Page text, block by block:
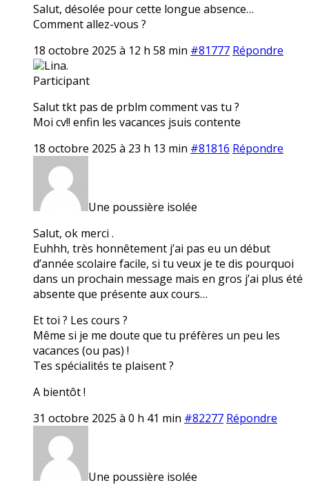
Salut, désolée pour cette longue absence…
Comment allez-vous ?
18 octobre 2025 à 12 h 58 min #81777 Répondre
Lina.
Participant
Salut tkt pas de prblm comment vas tu ?
Moi cv!! enfin les vacances jsuis contente
18 octobre 2025 à 23 h 13 min #81816 Répondre
Une poussière isolée
Salut, ok merci .
Euhhh, très honnêtement j’ai pas eu un début
d’année scolaire facile, si tu veux je te dis pourquoi
dans un prochain message mais en gros j’ai plus été
absente que présente aux cours…
Et toi ? Les cours ?
Même si je me doute que tu préfères un peu les
vacances (ou pas) !
Tes spécialités te plaisent ?
A bientôt !
31 octobre 2025 à 0 h 41 min #82277 Répondre
Une poussière isolée